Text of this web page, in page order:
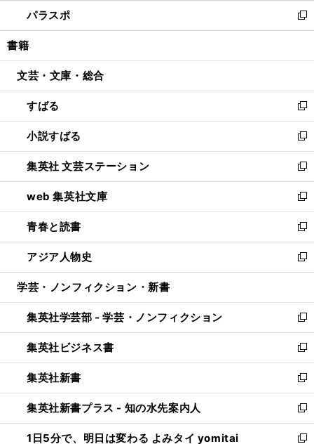
で
開
ド
ウ
開
ィ
ン
ウ
開
く
し
い
ウ
ン
ウ
で
開
く
パラスポ
新
し
ウ
ン
ド
ウ
で
開
く
書籍
文芸・文庫・総合
すばる
新
し
い
ウ
ィ
ン
ド
ウ
で
開
く
小説すばる
新
し
い
ウ
ィ
ン
ド
ウ
で
開
集英社 文芸ステーション
新
し
い
ウ
ィ
ン
ド
ウ
開
く
web 集英社文庫
新
し
い
ウ
ィ
ン
ウ
で
開
く
青春と読書
新
し
い
ウ
ン
ド
ウ
で
開
く
アジア人物史
新
し
ウ
ィ
ン
ド
ウ
で
開
く
学芸・ノンフィクション・新書
集英社学芸部 - 学芸・ノンフィクション
新
し
い
ウ
ィ
ン
ド
ウ
で
集英社ビジネス書
新
し
い
ウ
ィ
ン
ド
集英社新書
新
し
い
ウ
ィ
集英社新書プラス - 知の水先案内人
新
し
い
1日5分で、明日は変わる よみタイ yomitai
新